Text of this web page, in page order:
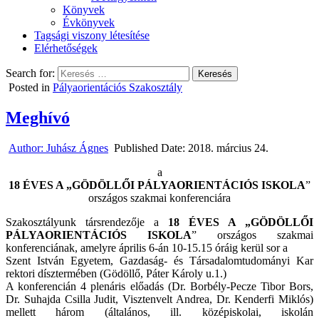
Könyvek
Évkönyvek
Tagsági viszony létesítése
Elérhetőségek
Search for:
Posted in Pályaorientációs Szakosztály
Meghívó
Author: Juhász Ágnes Published Date: 2018. március 24.
a
18 ÉVES A „GÖDÖLLŐI PÁLYAORIENTÁCIÓS ISKOLA”
országos szakmai konferenciára
Szakosztályunk társrendezője a 18 ÉVES A „GÖDÖLLŐI
PÁLYAORIENTÁCIÓS ISKOLA” országos szakmai
konferenciának, amelyre április 6-án 10-15.15 óráig kerül sor a
Szent István Egyetem, Gazdaság- és Társadalomtudományi Kar
rektori dísztermében (Gödöllő, Páter Károly u.1.)
A konferencián 4 plenáris előadás (Dr. Borbély-Pecze Tibor Bors,
Dr. Suhajda Csilla Judit, Visztenvelt Andrea, Dr. Kenderfi Miklós)
mellett három (általános, ill. középiskolai, iskolán